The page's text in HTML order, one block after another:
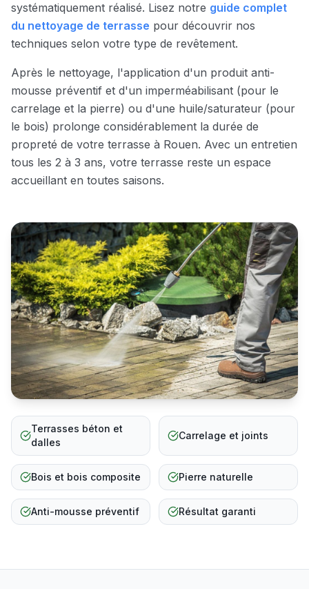
systématiquement réalisé. Lisez notre guide complet
du nettoyage de terrasse pour découvrir nos
techniques selon votre type de revêtement.
Après le nettoyage, l'application d'un produit anti-
mousse préventif et d'un imperméabilisant (pour le
carrelage et la pierre) ou d'une huile/saturateur (pour
le bois) prolonge considérablement la durée de
propreté de votre terrasse à Rouen. Avec un entretien
tous les 2 à 3 ans, votre terrasse reste un espace
accueillant en toutes saisons.
Terrasses béton et
dalles
Carrelage et joints
Bois et bois composite Pierre naturelle
Anti-mousse préventif Résultat garanti